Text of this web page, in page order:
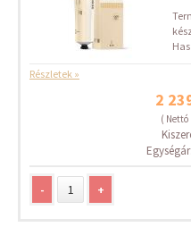
Részletek »
2
( Nettó
- +